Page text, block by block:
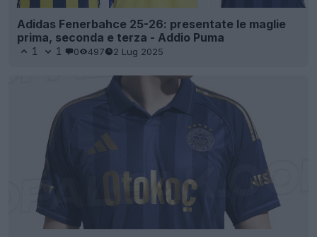
Adidas Fenerbahce 25-26: presentate le maglie
prima, seconda e terza - Addio Puma
1 1 0 497 2 Lug 2025